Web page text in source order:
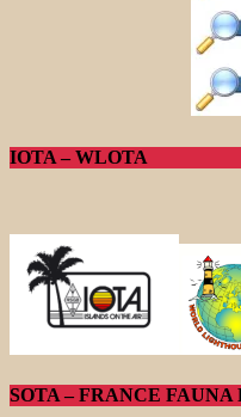
IOTA – WLOTA
SOTA – FRANCE FAUNA